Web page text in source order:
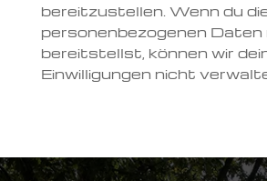
bereitzustellen. Wenn du
personenbezogenen Daten
bereitstellst, können wir
Einwilligungen nicht